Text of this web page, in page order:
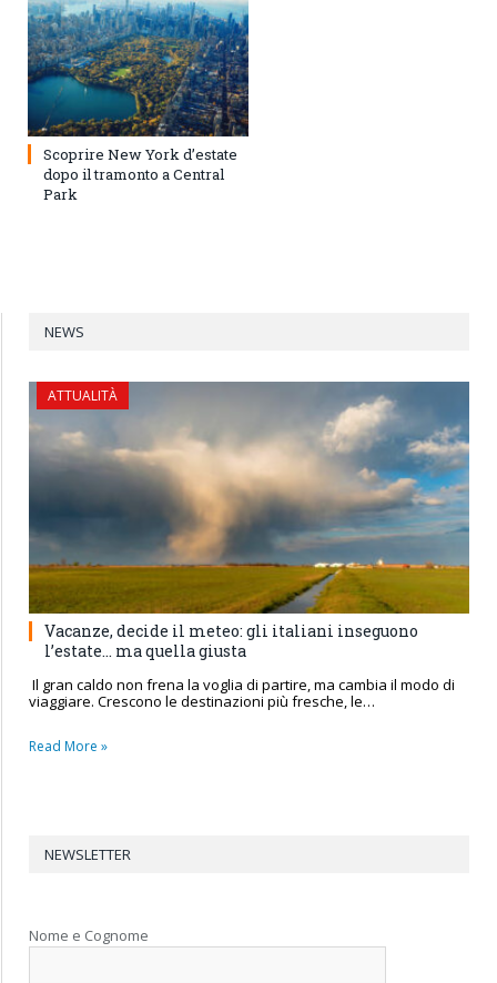
Scoprire New York d’estate
dopo il tramonto a Central
Park
NEWS
ATTUALITÀ
Vacanze, decide il meteo: gli italiani inseguono
l’estate… ma quella giusta
Il gran caldo non frena la voglia di partire, ma cambia il modo di
viaggiare. Crescono le destinazioni più fresche, le…
Read More »
NEWSLETTER
Nome e Cognome